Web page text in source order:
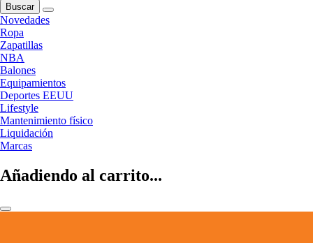
Buscar
Novedades
Ropa
Zapatillas
NBA
Balones
Equipamientos
Deportes EEUU
Lifestyle
Mantenimiento físico
Liquidación
Marcas
Añadiendo al carrito...